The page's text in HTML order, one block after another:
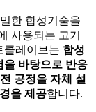
한 합성기술을
사용되는 고기
클레이브는 합성
을 바탕으로 반응
공정을 자체 설
을 제공합니다.